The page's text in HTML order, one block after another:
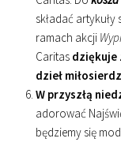
składać
ramach akcji
Caritas dziękuje
dzieł
W przyszłą
adorować
będziemy się